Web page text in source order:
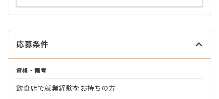
応募条件
資格・備考
飲食店で就業経験をお持ちの方